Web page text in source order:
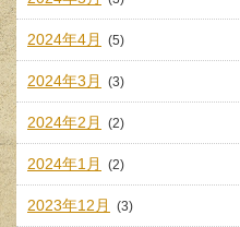
2024年4月 (5)
2024年3月 (3)
2024年2月 (2)
2024年1月 (2)
2023年12月 (3)